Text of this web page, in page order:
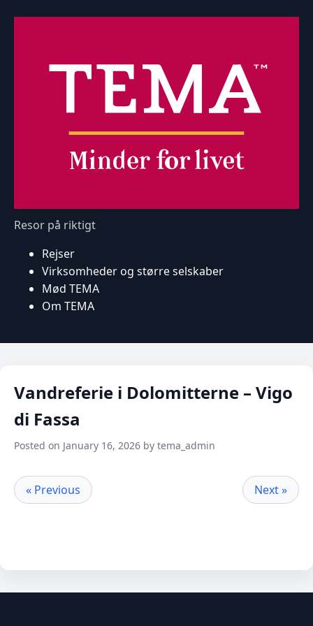
Resor på riktigt
Rejser
Virksomheder og større selskaber
Mød TEMA
Om TEMA
Vandreferie i Dolomitterne – Vigo
di Fassa
Posted on January 16, 2026 by tema_admin
« Previous Next »